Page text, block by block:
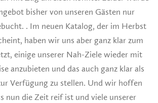
bisher von unseren Gästen nur
. Im neuen Katalog, der im Herbst
haben wir uns aber ganz klar zum
einige unserer Nah-Ziele wieder mit
anzubieten und das auch ganz klar als
Verfügung zu stellen. Und wir hoffen
nun die Zeit reif ist und viele unserer